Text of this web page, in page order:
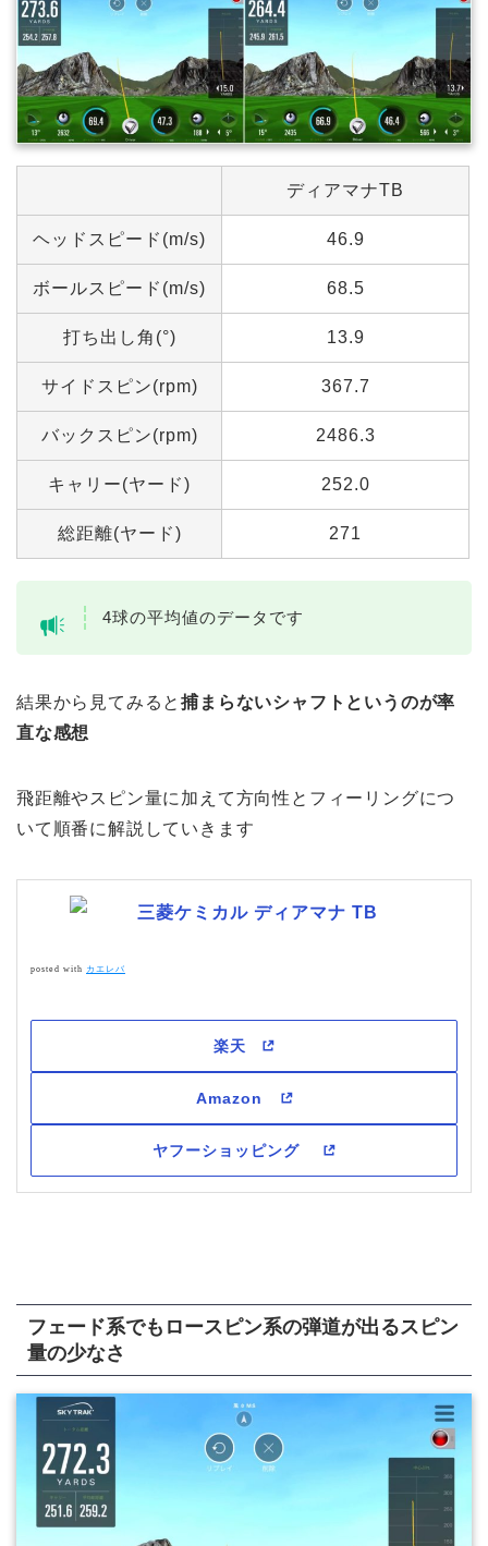
ディアマナTB
ヘッドスピード(m/s) 46.9
ボールスピード(m/s) 68.5
打ち出し角(°) 13.9
サイドスピン(rpm) 367.7
バックスピン(rpm) 2486.3
キャリー(ヤード) 252.0
総距離(ヤード) 271
4球の平均値のデータです
結果から見てみると捕まらないシャフトというのが率
直な感想
飛距離やスピン量に加えて方向性とフィーリングにつ
いて順番に解説していきます
三菱ケミカル ディアマナ TB
posted with カエレバ
フェード系でもロースピン系の弾道が出るスピン
量の少なさ